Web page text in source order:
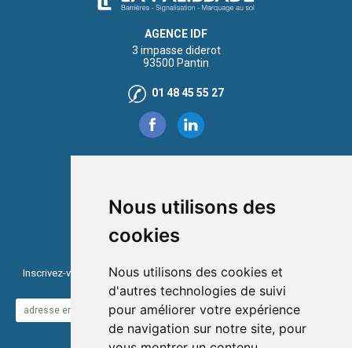
Nous utilisons des
cookies
Nous utilisons des cookies et
d'autres technologies de suivi
pour améliorer votre expérience
de navigation sur notre site, pour
AGENCE IDF
3 impasse diderot
93500 Pantin
01 48 45 55 27
Inscrivez-vous à notre newsletter pour être informé de nos ventes et
des derniers produits !
VALIDER